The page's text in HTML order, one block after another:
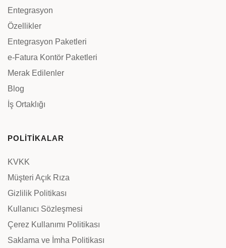
Entegrasyon
Özellikler
Entegrasyon Paketleri
e-Fatura Kontör Paketleri
Merak Edilenler
Blog
İş Ortaklığı
POLİTİKALAR
KVKK
Müşteri Açık Rıza
Gizlilik Politikası
Kullanıcı Sözleşmesi
Çerez Kullanımı Politikası
Saklama ve İmha Politikası